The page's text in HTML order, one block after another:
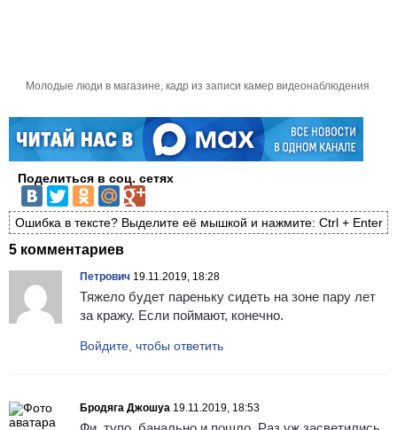
Молодые люди в магазине, кадр из записи камер видеонаблюдения
Поделиться в соц. сетях
Ошибка в тексте? Выделите её мышкой и нажмите: Ctrl + Enter
5 комментариев
Петрович 19.11.2019, 18:28
Тяжело будет пареньку сидеть на зоне пару лет
за кражу. Если поймают, конечно.
Войдите, чтобы ответить
Бродяга Джошуа 19.11.2019, 18:53